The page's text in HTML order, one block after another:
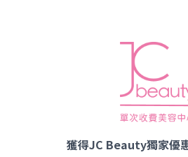
獲得JC Beauty獨家優